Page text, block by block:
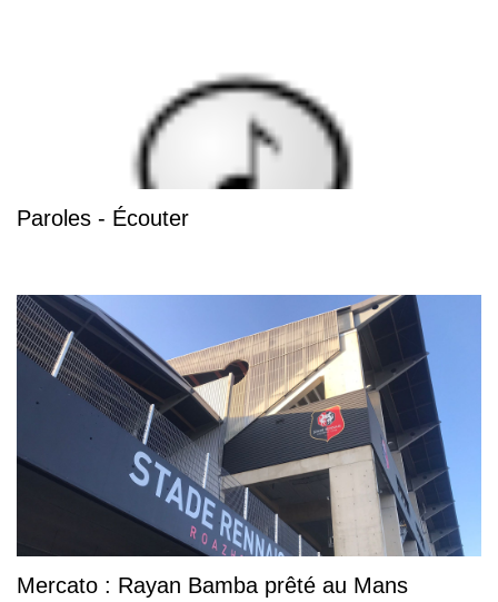
Paroles - Écouter
Mercato : Rayan Bamba prêté au Mans